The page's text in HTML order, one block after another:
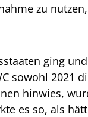
zu
ging
sowohl 2021
hinwies,
es so, als